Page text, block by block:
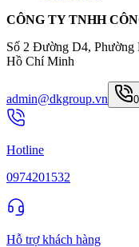
CÔNG TY TNHH
Số 2 Đường D4,
Hồ Chí Minh
admin@dkgroup.vn
Hotline
0974201532
Hỗ trợ khách hàng